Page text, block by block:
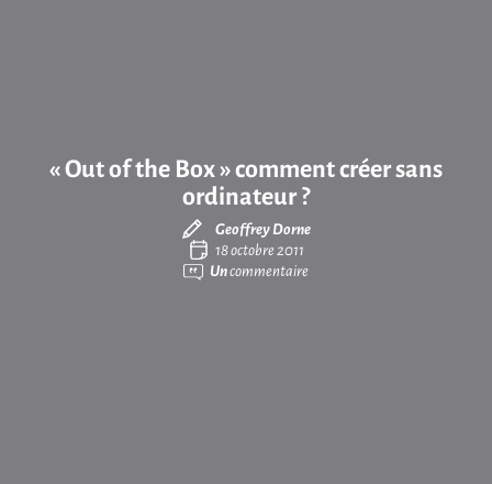
« Out of the Box » comment créer sans
ordinateur ?
Geoffrey Dorne
18 octobre 2011
Uncommentaire